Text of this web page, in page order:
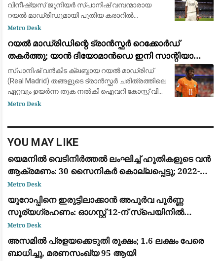
വിനീഷ്യസ് ജൂനിയർ സ്പാനിഷ് വമ്പന്മാരായ
റയൽ മാഡ്രിഡുമായി പുതിയ കരാറിൽ
ഒപ്പുവെക്കാൻ ഒരുങ്ങുന്നു. പ്രമുഖ ട്രാൻസ്ഫർ
റൊമാനോയും 'ദ അത്‌ലറ്റികു'മാണ
Metro Desk
റയൽ മാഡ്രിഡിന്റെ ട്രാൻസ്ഫർ റെക്കോർഡ്
തകർത്തു; യാൻ ദിയോമാൻഡെ ഇനി സാന്റിയാഗോ
ബെർണബ്യൂവിൽ
സ്പാനിഷ് വൻകിട ക്ലബ്ബായ റയൽ മാഡ്രിഡ്
(Real Madrid) തങ്ങളുടെ ട്രാൻസ്ഫർ ചരിത്രത്തിലെ
ഏറ്റവും ഉയർന്ന തുക നൽകി ഐവറി കോസ്റ്റ് വിങ്
ഫോർവേഡ് യാൻ ദിയോമാൻഡെയെ (Yan
Metro Desk
YOU MAY LIKE
യെമനിൽ വെടിനിർത്തൽ ലംഘിച്ച് ഹൂതികളുടെ വൻ
ആക്രമണം: 30 സൈനികർ കൊല്ലപ്പെട്ടു; 2022-ന്
ശേഷമുള്ള ഏറ്റവും വലിയ ഏറ്റുമുട്ടൽ
Metro Desk
യൂറോപ്പിനെ ഇരുട്ടിലാക്കാൻ അപൂർവ പൂർണ്ണ
സൂര്യഗ്രഹണം: ഓഗസ്റ്റ് 12-ന് സ്പെയിനിൽ
പ്രകൃതിയുടെ വിസ്മയക്കാഴ്ച
Metro Desk
അസമിൽ പ്രളയക്കെടുതി രൂക്ഷം; 1.6 ലക്ഷം പേരെ
ബാധിച്ചു, മരണസംഖ്യ 95 ആയി